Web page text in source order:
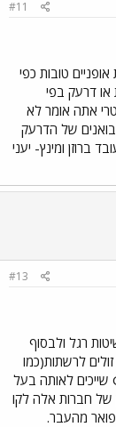
#11
טובות כפי
או דרעק בפי
אתה אומר לא
של הדרעק
ברוזן ומינץ- יעני
#13
רגל ולבסוף
לרשתות(כמו
מגה ספורט וחנויות כל בו דומות) שווין וGT שייכים לאותה בעל
של חברות אלה לקו
מהעבר.